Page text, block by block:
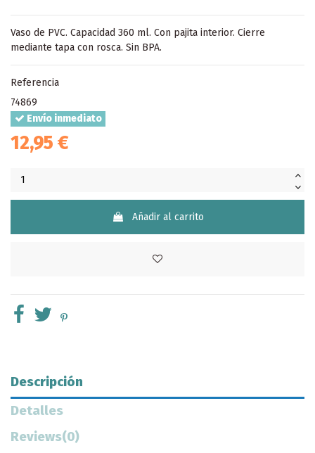
Vaso de PVC. Capacidad 360 ml. Con pajita interior. Cierre
mediante tapa con rosca. Sin BPA.
Referencia
74869
Envío inmediato
12,95 €
Añadir al carrito
Descripción
Detalles
Reviews(0)